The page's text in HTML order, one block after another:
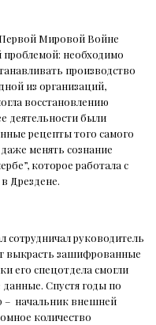
Первой Мировой Войне
проблемой: необходимо
производство
из организаций,
восстановлению
деятельности были
рецепты того самого
менять сознание
которое работала с
Дрездене.
сотрудничал руководитель
выкрасть зашифрованные
его спецотдела смогли
Спустя годы по
– начальник внешней
количество